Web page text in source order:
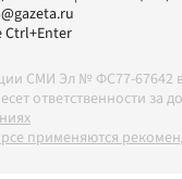
Ctrl+Enter
СМИ Эл № ФС77-
ответственности
применяются